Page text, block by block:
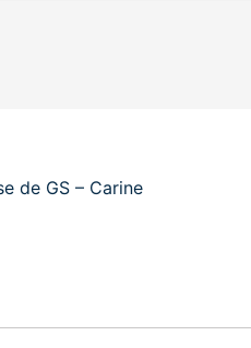
de GS – Carine